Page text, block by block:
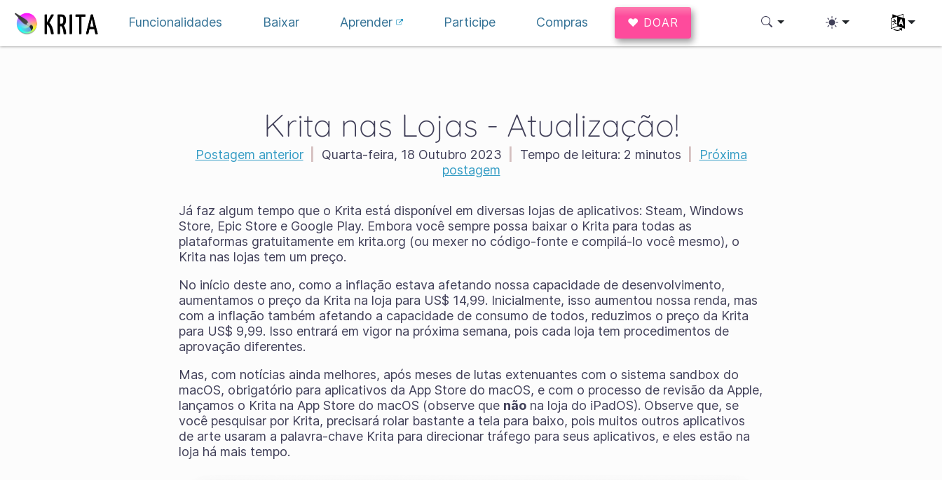
Funcionalidades
Baixar Aprender Participe Compras ♥ DOAR Selecione
Krita nas Lojas - Atualização!
Postagem anterior Quarta-feira, 18 Outubro 2023 Tempo de leitura: 2 minutos
Próxima
postagem
Já faz algum tempo que o Krita está disponível em diversas lojas de aplicativos: Steam, Windows
Store, Epic Store e Google Play. Embora você sempre possa baixar o Krita para todas as
plataformas gratuitamente em krita.org (ou mexer no código-fonte e compilá-lo você mesmo), o
Krita nas lojas tem um preço.
No início deste ano, como a inflação estava afetando nossa capacidade de desenvolvimento,
aumentamos o preço da Krita na loja para US$ 14,99. Inicialmente, isso aumentou nossa renda, mas
com a inflação também afetando a capacidade de consumo de todos, reduzimos o preço da Krita
para US$ 9,99. Isso entrará em vigor na próxima semana, pois cada loja tem procedimentos de
aprovação diferentes.
Mas, com notícias ainda melhores, após meses de lutas extenuantes com o sistema sandbox do
macOS, obrigatório para aplicativos da App Store do macOS, e com o processo de revisão da Apple,
lançamos o Krita na App Store do macOS (observe que não na loja do iPadOS). Observe que, se
você pesquisar por Krita, precisará rolar bastante a tela para baixo, pois muitos outros aplicativos
de arte usaram a palavra-chave Krita para direcionar tráfego para seus aplicativos, e eles estão na
loja há mais tempo.